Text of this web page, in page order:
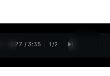
0:28 / 3:35 1 /2